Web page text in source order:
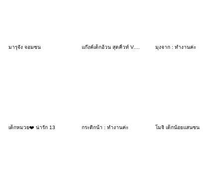
มารุจัง จอมซน มุงจาก : ทำงานค่ะ
เด็กหมวย❤️ น่ารัก 13 กระติกน้ํา : ทำงานค่ะ โมจิ เด็กน้อยแสนซน